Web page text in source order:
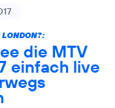
LONDON?:
die MTV
einfach live